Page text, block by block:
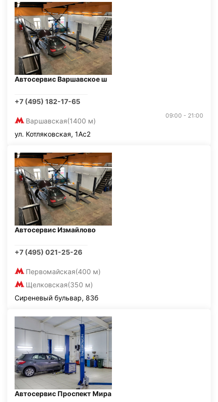
Автосервис Варшавское ш
+7 (495) 182-17-65
Варшавская(1400 м)
09:00 - 21:00
ул. Котляковская, 1Ас2
Автосервис Измайлово
+7 (495) 021-25-26
Первомайская(400 м)
Щелковская(350 м)
Сиреневый бульвар, 83б
Автосервис Проспект Мира